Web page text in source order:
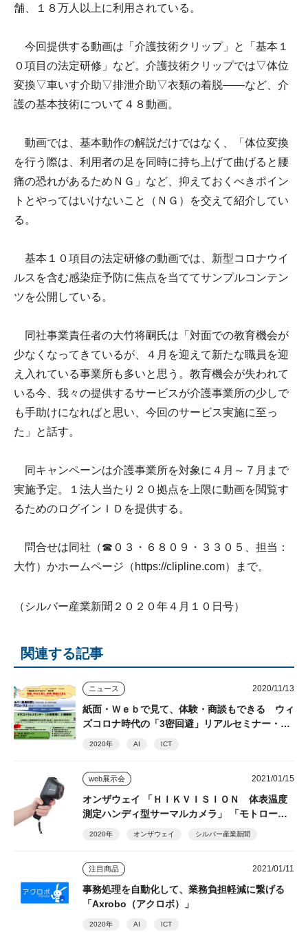
舗、１８万人以上に利用されている。
今回提供する動画は「介護技術クリップ」と「基本１
０項目の法定研修」など。介護技術クリップでは▽体位
変換▽車いす介助▽排泄介助▽衣類の着脱――など、介
護の基本技術について４８動画。
動画では、基本動作の解説だけではなく、「体位変換
を行う際は、利用者の足を同時に持ち上げて曲げると腰
痛の恐れがあるためＮＧ」など、抑えておくべきポイン
トとやってはいけないこと（ＮＧ）を交えて紹介してい
る。
基本１０項目の法定研修の動画では、新型コロナウイ
ルスを含む感染症予防に焦点を当ててサンプルコンテン
ツを公開している。
同社事業責任者の大竹将嗣氏は「対面での教育機会が
少なくなってきているが、４月を迎えて新たな職員を迎
え入れている事業所も多いと思う。教育機会が失われて
いる今、我々の提供するサービスが介護事業所の少しで
も手助けになればと思い、今回のサービス実施に至っ
た」と話す。
同キャンペーンは介護事業所を対象に４月～７月まで
実施予定。１法人当たり２０拠点を上限に動画を閲覧す
るためのログインＩＤを提供する。
問合せは同社（☎０３・６８０９・３３０５、担当：
大竹）かホームページ（https://clipline.com）まで。
（シルバー産業新聞２０２０年４月１０日号）
関連する記事
ニュース 2020/11/13
紙面・Ｗｅｂで見て、体験・商談もできる ウィ
ズコロナ時代の「3密回避」リアルセミナー・展
2020年 AI ICT
web展示会 2021/01/15
オンザウェイ 「ＨＩＫＶＩＳＩＯＮ 体表温度
測定ハンディ型サーマルカメラ」 「モトロー
ラ ＧＤＲ４８００」
2020年 オンザウェイ シルバー産業新聞
注目商品 2021/01/11
事務処理を自動化して、業務負担軽減に繋げる
「Axrobo（アクロボ）」
2020年 AI ICT